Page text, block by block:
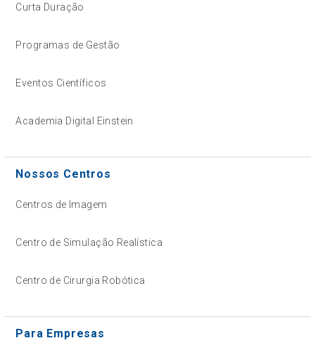
Curta Duração
Programas de Gestão
Eventos Científicos
Academia Digital Einstein
Nossos Centros
Centros de Imagem
Centro de Simulação Realística
Centro de Cirurgia Robótica
Para Empresas